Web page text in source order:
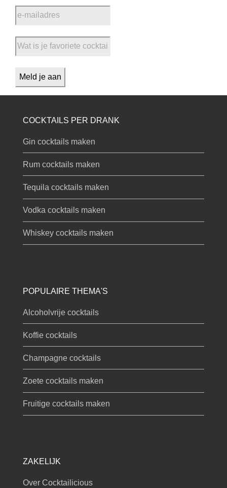
COCKTAILS PER DRANK
Gin cocktails maken
Rum cocktails maken
Tequila cocktails maken
Vodka cocktails maken
Whiskey cocktails maken
POPULAIRE THEMA'S
Alcoholvrije cocktails
Koffie cocktails
Champagne cocktails
Zoete cocktails maken
Fruitige cocktails maken
ZAKELIJK
Over Cocktailicious